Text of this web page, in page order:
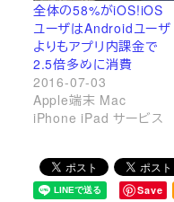
全体の58%がiOS!iOS
ユーザはAndroidユーザ
よりもアプリ内課金で
2.5倍多めに消費
2016-07-03
Apple端末 Mac
iPhone iPad サービス
Save